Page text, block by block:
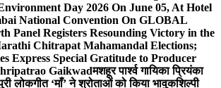
Day 2026 On June 05, At Hotel
National Convention On GLOBAL
Panel Registers Resounding Victory in the
Chitrapat Mahamandal Elections;
Express Special Gratitude to Producer
Gaikwadमशहूर पार्श्व गायिका प्रियंका
लोकगीत ‘माँ’ ने श्रोताओं को किया भावुकशिल्पी